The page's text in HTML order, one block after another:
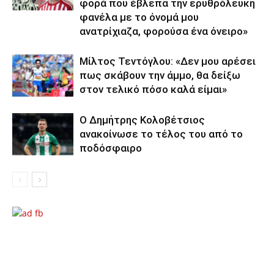
φορά που έβλεπα την ερυθρόλευκη
φανέλα με το όνομά μου
ανατρίχιαζα, φορούσα ένα όνειρο»
Μίλτος Τεντόγλου: «Δεν μου αρέσει
πως σκάβουν την άμμο, θα δείξω
στον τελικό πόσο καλά είμαι»
Ο Δημήτρης Κολοβέτσιος
ανακοίνωσε το τέλος του από το
ποδόσφαιρο